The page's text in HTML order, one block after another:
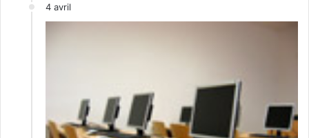
4 avril